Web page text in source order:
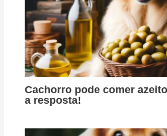
Cachorro pode comer
a resposta!